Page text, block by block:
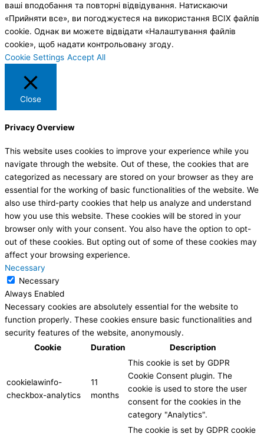
ваші вподобання та повторні відвідування. Натискаючи
«Прийняти все», ви погоджуєтеся на використання ВСІХ файлів
cookie. Однак ви можете відвідати «Налаштування файлів
cookie», щоб надати контрольовану згоду.
Cookie Settings Accept All
Close
Privacy Overview
This website uses cookies to improve your experience while you
navigate through the website. Out of these, the cookies that are
categorized as necessary are stored on your browser as they are
essential for the working of basic functionalities of the website. We
also use third-party cookies that help us analyze and understand
how you use this website. These cookies will be stored in your
browser only with your consent. You also have the option to opt-
out of these cookies. But opting out of some of these cookies may
affect your browsing experience.
Necessary
Necessary
Always Enabled
Necessary cookies are absolutely essential for the website to
function properly. These cookies ensure basic functionalities and
security features of the website, anonymously.
Cookie
Duration Description
cookielawinfo-
checkbox-analytics
11
months
This cookie is set by GDPR
Cookie Consent plugin. The
cookie is used to store the user
consent for the cookies in the
category "Analytics".
The cookie is set by GDPR cookie